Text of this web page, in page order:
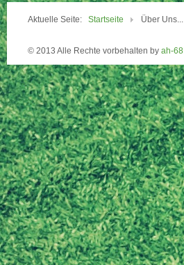
Aktuelle Seite: Startseite Über Uns...
© 2013 Alle Rechte vorbehalten by ah-68